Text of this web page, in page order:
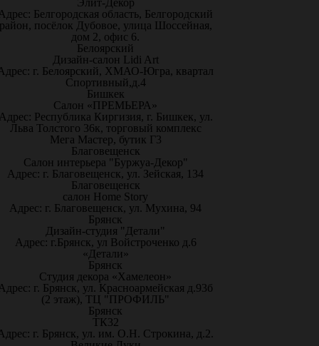
Элит-Декор
Белгородская область, Белгородский
посёлок Дубовое, улица Шоссейная,
дом 2, офис 6.
Белоярский
Дизайн-салон Lidi Art
г. Белоярский, ХМАО-Югра, квартал
Спортивный,д.4
Бишкек
Салон «ПРЕМЬЕРА»
Республика Киргизия, г. Бишкек, ул.
Льва Толстого 36к, торговый комплекс
Мега Мастер, бутик Г3
Благовещенск
Салон интерьера "Буржуа-Декор"
Адрес: г. Благовещенск, ул. Зейская, 134
Благовещенск
салон Home Story
Адрес: г. Благовещенск, ул. Мухина, 94
Брянск
Дизайн-студия "Детали"
Адрес: г.Брянск, ул Войстроченко д.6
«Детали»
Брянск
Студия декора «Хамелеон»
г. Брянск, ул. Красноармейская д.93б
(2 этаж), ТЦ "ПРОФИЛЬ"
Брянск
ТК32
г. Брянск, ул. им. О.Н. Строкина, д.2.